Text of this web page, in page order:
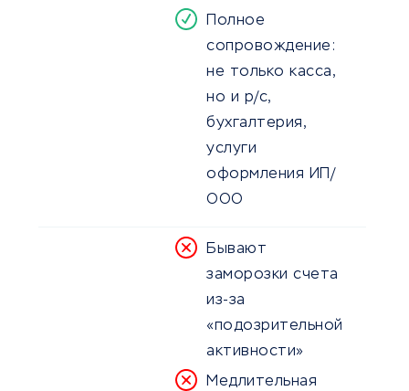
Полное
сопровождение:
не только касса,
но и р/с,
бухгалтерия,
услуги
оформления ИП/
ООО
Бывают
заморозки счета
из-за
«подозрительной
активности»
Медлительная